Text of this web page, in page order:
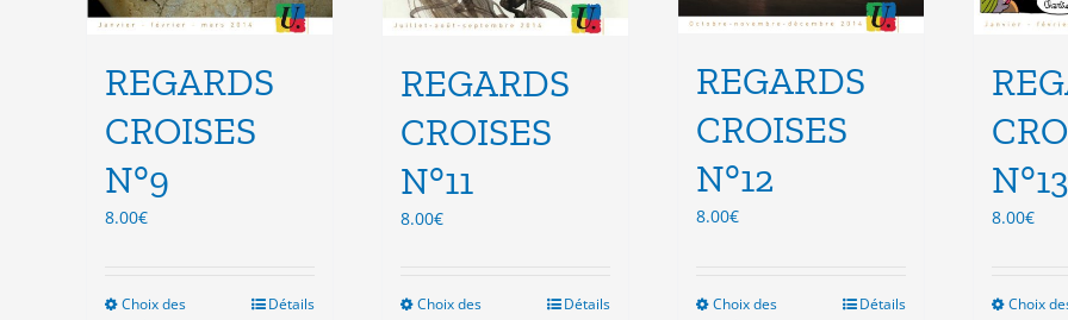
REGARDS
CROISES
N°9
8.00€
Choix des
Détails
REGARDS
CROISES
N°11
8.00€
Choix des
Détails
REGARDS
CROISES
N°12
8.00€
Choix des
Détails
N°13
8.00€
Choix